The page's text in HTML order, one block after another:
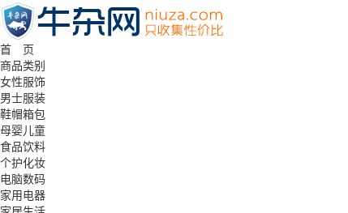
首 页
商品类别
女性服饰
男士服装
鞋帽箱包
母婴儿童
食品饮料
个护化妆
电脑数码
家用电器